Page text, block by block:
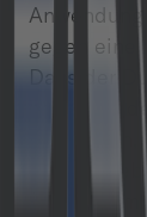
gegen eine
Dass der
hängt mit
nicht
Kurz